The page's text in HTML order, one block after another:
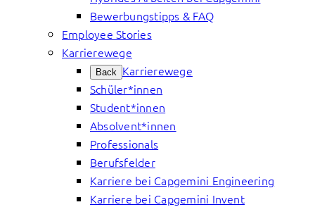
Bewerbungstipps & FAQ
Employee Stories
Karrierewege
Back Karrierewege
Schüler*innen
Student*innen
Absolvent*innen
Professionals
Berufsfelder
Karriere bei Capgemini Engineering
Karriere bei Capgemini Invent